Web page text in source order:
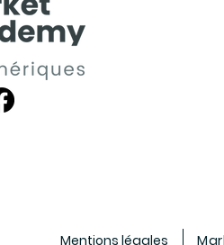
Les meilleures pratiques
pour écrire un article de
Mentions légales